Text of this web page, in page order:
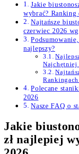
Jakie
wybrać? Ranking
Najtańsze
czerwiec 2026
najlepszy?
Najchętniej
Rankingach
Polecane
2026
Nasze FAQ o
Jakie
zł najlepiej